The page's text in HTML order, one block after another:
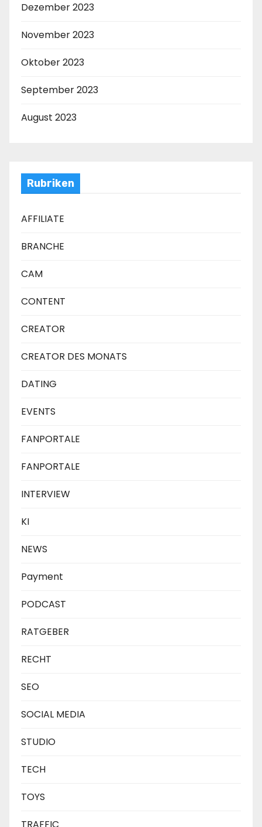
Dezember 2023
November 2023
Oktober 2023
September 2023
August 2023
Rubriken
AFFILIATE
BRANCHE
CAM
CONTENT
CREATOR
CREATOR DES MONATS
DATING
EVENTS
FANPORTALE
FANPORTALE
INTERVIEW
KI
NEWS
Payment
PODCAST
RATGEBER
RECHT
SEO
SOCIAL MEDIA
STUDIO
TECH
TOYS